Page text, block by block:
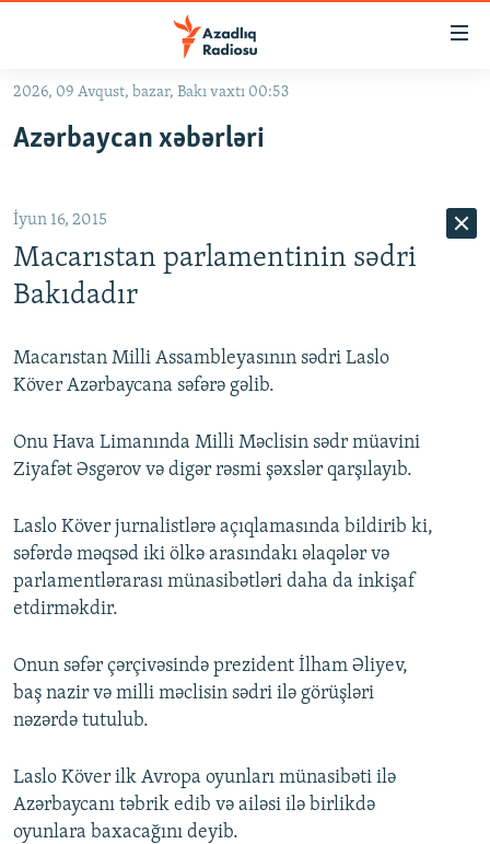
Əsas
qayıt
qayıt
Axtarışa
keç
#ƏSLINDƏ
ARAŞDIRMA
MULTIMEDIA
VIDEO
FOTOQALEREYA
KARIKATURA
RADIO ARXIV
OXU ZALI
İSLAM VƏ DEMOKRATIYA
İZ - MƏDƏNIYYƏT PROQRAMI
HAQQIMIZDA
PEŞƏ ETIKASI VƏ JURNALISTIKA STANDARTLARIMIZ
MATERIALLARIMIZDAN ISTIFADƏ
BIZIMLƏ ƏLAQƏ
XƏBƏR BÜLLETENLƏRIMIZ
BIZI IZLƏ
2026, 09 Avqust, bazar, Bakı vaxtı 00:53
Azərbaycan xəbərləri
İyun 16, 2015
Macarıstan parlamentinin sədri
Bakıdadır
Macarıstan Milli Assambleyasının sədri Laslo
Köver Azərbaycana səfərə gəlib.
Onu Hava Limanında Milli Məclisin sədr müavini
Ziyafət Əsgərov və digər rəsmi şəxslər qarşılayıb.
Laslo Köver jurnalistlərə açıqlamasında bildirib ki,
səfərdə məqsəd iki ölkə arasındakı əlaqələr və
parlamentlərarası münasibətləri daha da inkişaf
etdirməkdir.
Onun səfər çərçivəsində prezident İlham Əliyev,
baş nazir və milli məclisin sədri ilə görüşləri
nəzərdə tutulub.
Laslo Köver ilk Avropa oyunları münasibəti ilə
Azərbaycanı təbrik edib və ailəsi ilə birlikdə
oyunlara baxacağını deyib.